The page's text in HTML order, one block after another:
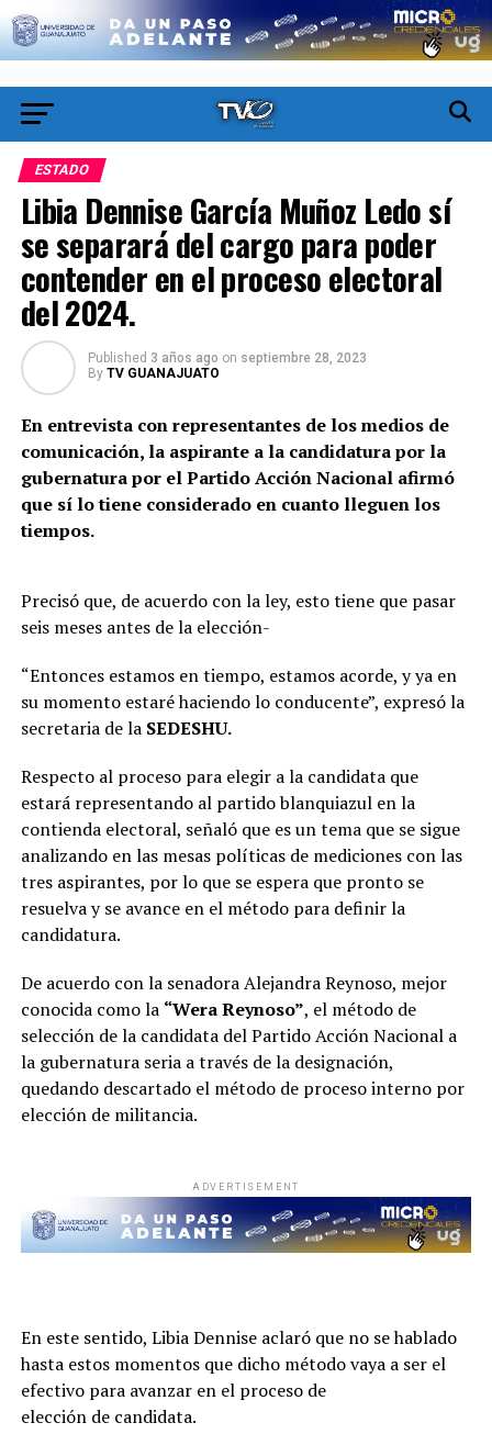
ESTADO
Libia Dennise García Muñoz Ledo sí
se separará del cargo para poder
contender en el proceso electoral
del 2024.
Published 3 años ago on septiembre 28, 2023
By TV GUANAJUATO
En entrevista con representantes de los medios de
comunicación, la aspirante a la candidatura por la
gubernatura por el Partido Acción Nacional afirmó
que sí lo tiene considerado en cuanto lleguen los
tiempos.
Precisó que, de acuerdo con la ley, esto tiene que pasar
seis meses antes de la elección-
“Entonces estamos en tiempo, estamos acorde, y ya en
su momento estaré haciendo lo conducente”, expresó la
secretaria de la SEDESHU.
Respecto al proceso para elegir a la candidata que
estará representando al partido blanquiazul en la
contienda electoral, señaló que es un tema que se sigue
analizando en las mesas políticas de mediciones con las
tres aspirantes, por lo que se espera que pronto se
resuelva y se avance en el método para definir la
candidatura.
De acuerdo con la senadora Alejandra Reynoso, mejor
conocida como la “Wera Reynoso”, el método de
selección de la candidata del Partido Acción Nacional a
la gubernatura seria a través de la designación,
quedando descartado el método de proceso interno por
elección de militancia.
ADVERTISEMENT
En este sentido, Libia Dennise aclaró que no se hablado
hasta estos momentos que dicho método vaya a ser el
efectivo para avanzar en el proceso de
elección de candidata.